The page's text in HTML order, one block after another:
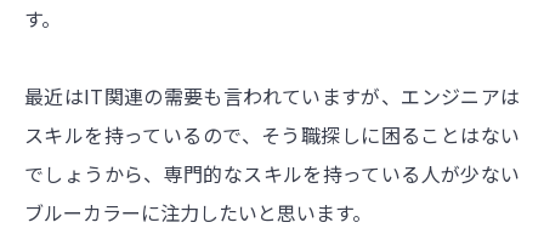
す。
最近はIT関連の需要も言われていますが、エンジニアは
スキルを持っているので、そう職探しに困ることはない
でしょうから、専門的なスキルを持っている人が少ない
ブルーカラーに注力したいと思います。